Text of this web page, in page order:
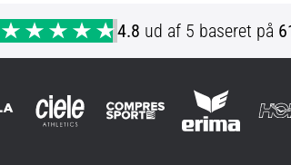
4.8 ud af 5 baseret på